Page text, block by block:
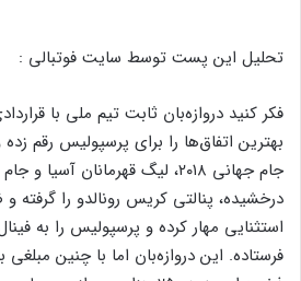
تحلیل این پست توسط سایت فوتبالی :
بهترین اتفاق‌ها را برای پرسپولیس رقم
درخشیده، پنالتی کریس رونالدو را گرفته
استثنایی مهار کرده و پرسپولیس را به
فرستاده. این دروازه‌بان اما با چنین